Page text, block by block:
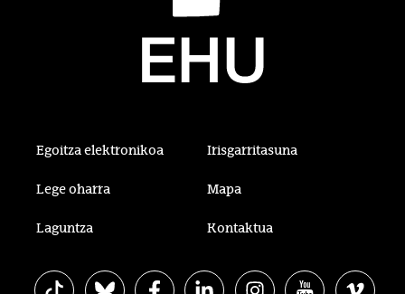
Egoitza elektronikoa Irisgarritasuna
Lege oharra Mapa
Laguntza Kontaktua